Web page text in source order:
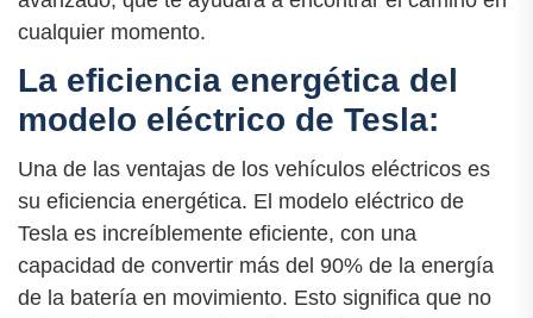
cualquier momento.
La eficiencia energética del
modelo eléctrico de Tesla:
Una de las ventajas de los vehículos eléctricos es
su eficiencia energética. El modelo eléctrico de
Tesla es increíblemente eficiente, con una
capacidad de convertir más del 90% de la energía
de la batería en movimiento. Esto significa que no